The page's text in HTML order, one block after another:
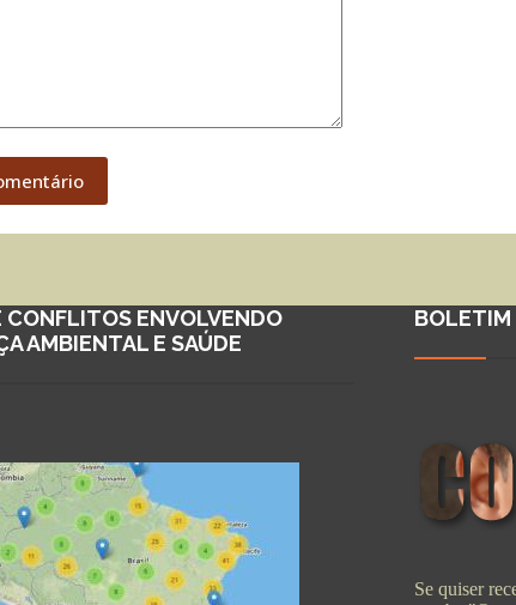
CONFLITOS ENVOLVENDO
AMBIENTAL E SAÚDE
BOLETIM
Se quiser